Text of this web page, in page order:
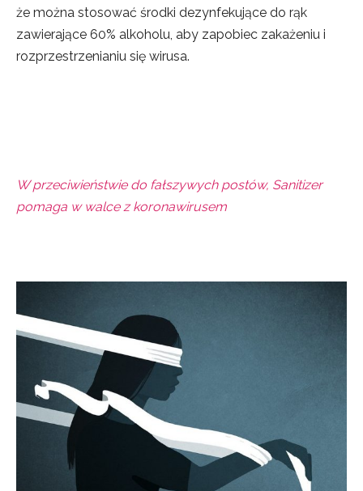
że można stosować środki dezynfekujące do rąk
zawierające 60% alkoholu, aby zapobiec zakażeniu i
rozprzestrzenianiu się wirusa.
W przeciwieństwie do fałszywych postów, Sanitizer
pomaga w walce z koronawirusem